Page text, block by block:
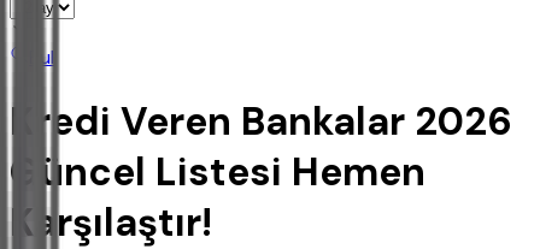
Bul
Kredi Veren Bankalar 2026
Güncel Listesi Hemen
Karşılaştır!